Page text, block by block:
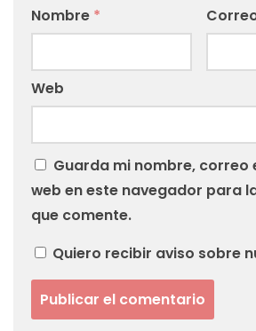
Nombre *
Web
Guarda mi nombre, correo
web en este navegador para
que comente.
Quiero recibir aviso sobre